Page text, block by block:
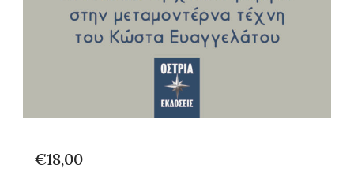
€18,00